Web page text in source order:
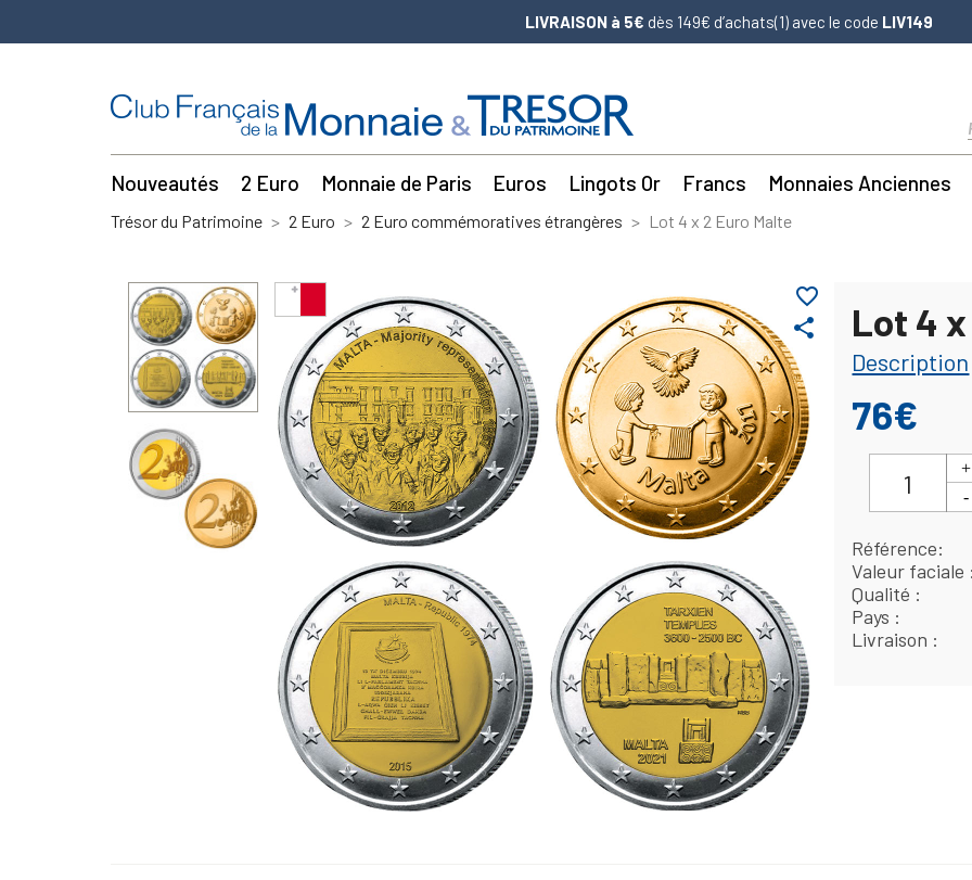
LIVRAISON à 5€ dès 149€ d’achats(1) avec le code LIV149
Nouveautés 2 Euro Monnaie de Paris Euros Lingots Or Francs Monnaies Anciennes
Trésor du Patrimoine 2 Euro 2 Euro commémoratives étrangères Lot 4 x 2 Euro Malte
share
favorite_border
Lot 4
Description
76€
Référence
Valeur faciale
Qualité
Pays
Livraison